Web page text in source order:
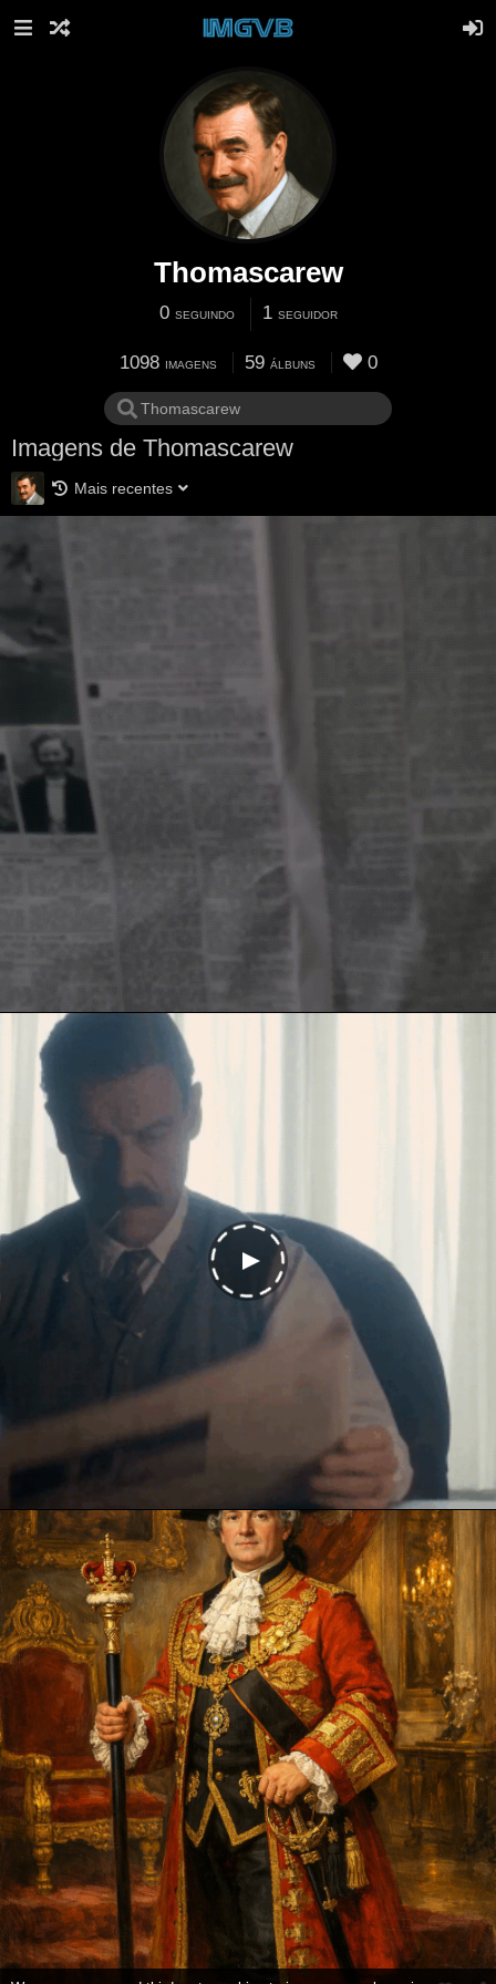
Thomascarew
0 SEGUINDO 1 SEGUIDOR
1098 IMAGENS 59 ÁLBUNS 0
Imagens de Thomascarew
Mais recentes